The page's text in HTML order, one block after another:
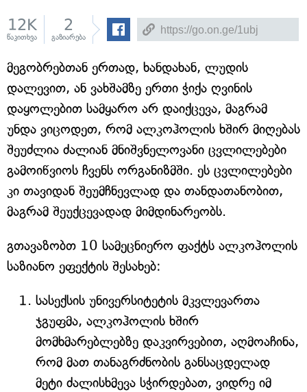
12K
წაკითხვა
2
გაზიარება
მეგობრებთან ერთად, ხანდახან, ლუდის
დალევით, ან ვახშამზე ერთი ჭიქა ღვინის
დაყოლებით სამყარო არ დაიქცევა, მაგრამ
უნდა ვიცოდეთ, რომ ალკოჰოლის ხშირ მიღებას
შეუძლია ძალიან მნიშვნელოვანი ცვლილებები
გამოიწვიოს ჩვენს ორგანიზმში. ეს ცვლილებები
კი თავიდან შეუმჩნევლად და თანდათანობით,
მაგრამ შეუქცევადად მიმდინარეობს.
გთავაზობთ 10 სამეცნიერო ფაქტს ალკოჰოლის
საზიანო ეფექტის შესახებ:
სასექსის უნივერსიტეტის მკვლევართა
ჯგუფმა, ალკოჰოლის ხშირ
მომხმარებლებზე დაკვირვებით, აღმოაჩინა,
რომ მათ თანაგრძნობის განსაცდელად
მეტი ძალისხმევა სჭირდებათ, ვიდრე იმ